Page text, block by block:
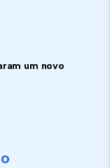
um novo